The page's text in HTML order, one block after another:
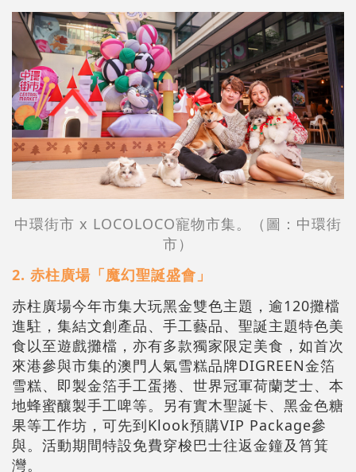
中環街市 x LOCOLOCO寵物市集。 （圖： 中環街
市）
2. 赤柱廣場「魔幻聖誕盛會」
赤柱廣場今年市集大玩黑金雙色主題，逾120攤檔
進駐，集結文創產品、手工藝品、聖誕主題特色美
食以至遊戲攤檔，亦有多款獨家限定美食，如首次
來港參與市集的澳門人氣雪糕品牌DIGREEN金箔
雪糕、即製金箔手工蛋捲、世界冠軍荷蘭芝士、本
地蜂蜜釀製手工啤等。另有實木聖誕卡、黑金色糖
果等工作坊，可先到Klook預購VIP Package參
與。活動期間特設免費穿梭巴士往返金鐘及筲箕
灣。